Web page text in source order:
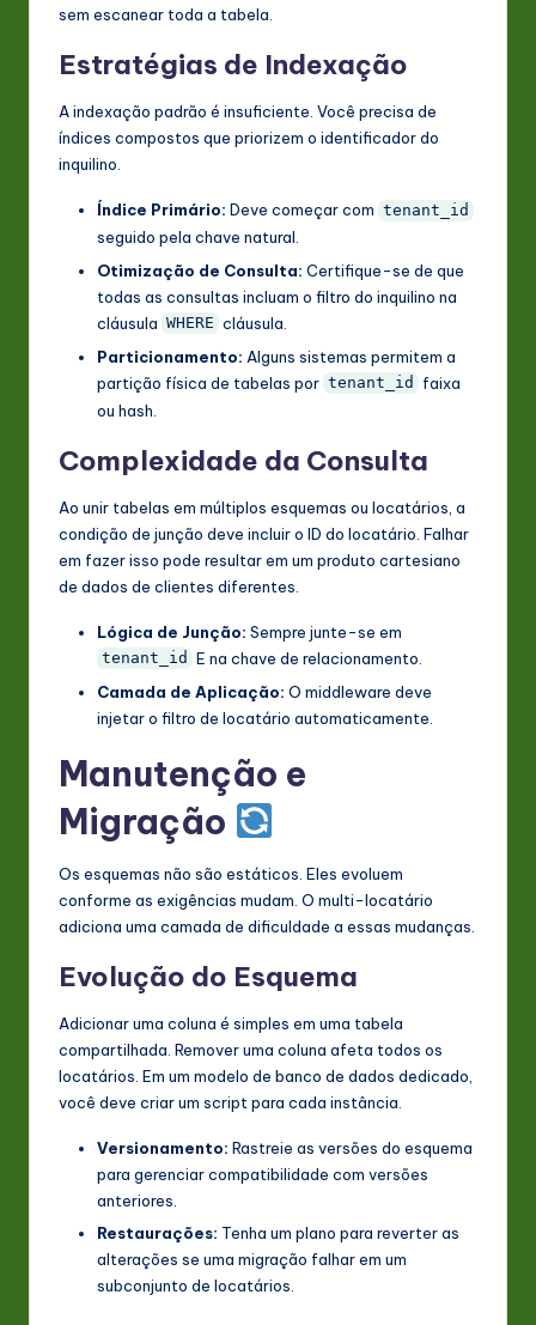
sem escanear toda a tabela.
Estratégias de Indexação
A indexação padrão é insuficiente. Você precisa de
índices compostos que priorizem o identificador do
inquilino.
Índice Primário: Deve começar com tenant_id
seguido pela chave natural.
Otimização de Consulta: Certifique-se de que
todas as consultas incluam o filtro do inquilino na
cláusula WHERE cláusula.
Particionamento: Alguns sistemas permitem a
partição física de tabelas por tenant_id
faixa
ou hash.
Complexidade da Consulta
Ao unir tabelas em múltiplos esquemas ou locatários, a
condição de junção deve incluir o ID do locatário. Falhar
em fazer isso pode resultar em um produto cartesiano
de dados de clientes diferentes.
Lógica de Junção: Sempre junte-se em
tenant_id E na chave de relacionamento.
Camada de Aplicação: O middleware deve
injetar o filtro de locatário automaticamente.
Manutenção e
Migração
Os esquemas não são estáticos. Eles evoluem
conforme as exigências mudam. O multi-locatário
adiciona uma camada de dificuldade a essas mudanças.
Evolução do Esquema
Adicionar uma coluna é simples em uma tabela
compartilhada. Remover uma coluna afeta todos os
locatários. Em um modelo de banco de dados dedicado,
você deve criar um script para cada instância.
Versionamento: Rastreie as versões do esquema
para gerenciar compatibilidade com versões
anteriores.
Restaurações: Tenha um plano para reverter as
alterações se uma migração falhar em um
subconjunto de locatários.